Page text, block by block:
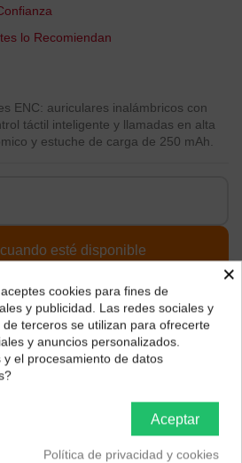
lo Recomiendan
ENC: auriculares inalámbricos con
táctil inteligente y llamadas en alta
y estuche de carga de 250 mAh.
de la serie Czhiyin ENC son la
de cancelación de ruido te permiten
alta calidad, sin distracciones
recibir tu pedido?
para mostrarte los precios e
correctos para tu región.
×
cookies para fines de
y publicidad. Las redes sociales y
terceros se utilizan para ofrecerte
y anuncios personalizados.
el procesamiento de datos
Aceptar
Política de privacidad y cookies